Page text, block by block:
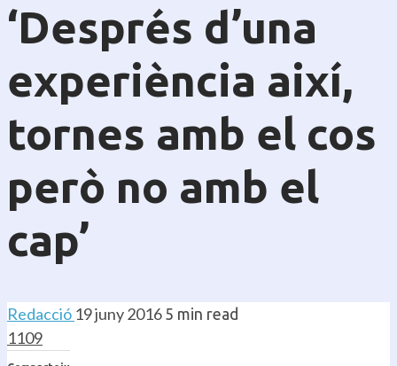
‘Després d’una
experiència així,
tornes amb el cos
però no amb el
cap’
Redacció 19 juny 2016 5 min read
1109